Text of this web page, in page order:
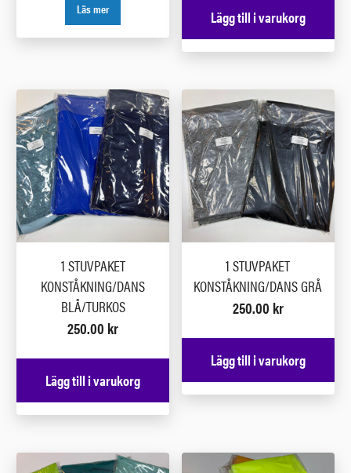
Läs mer Lägg till i varukorg
1 STUVPAKET
KONSTÅKNING/DANS
BLÅ/TURKOS
250.00 kr
Lägg till i varukorg
1 STUVPAKET
KONSTÅKNING/DANS GRÅ
250.00 kr
Lägg till i varukorg